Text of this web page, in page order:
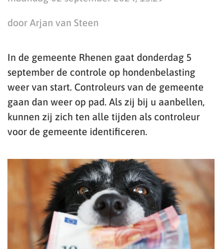
door Arjan van Steen
In de gemeente Rhenen gaat donderdag 5
september de controle op hondenbelasting
weer van start. Controleurs van de gemeente
gaan dan weer op pad. Als zij bij u aanbellen,
kunnen zij zich ten alle tijden als controleur
voor de gemeente identificeren.